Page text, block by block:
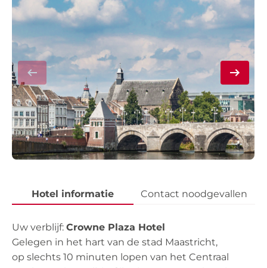
Hotel informatie Contact noodgevallen
Uw verblijf:Crowne Plaza Hotel
Gelegen in het hart van de stad Maastricht,
op slechts 10 minuten lopen van het Centraal